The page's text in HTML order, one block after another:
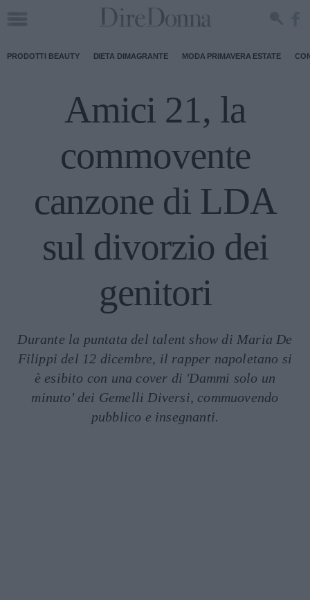
PRODOTTI BEAUTY DIETA DIMAGRANTE MODA PRIMAVERA ESTATE
Amici 21, la
commovente
canzone di LDA
sul divorzio dei
genitori
Durante la puntata del talent show di Maria De
Filippi del 12 dicembre, il rapper napoletano si
è esibito con una cover di 'Dammi solo un
minuto' dei Gemelli Diversi, commuovendo
pubblico e insegnanti.